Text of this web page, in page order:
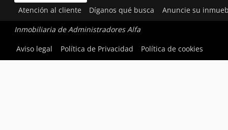
Atención al cliente Díganos qué busca Anuncie su
Inmobiliaria de Administradores Alfa
Aviso legal
Política de Privacidad Política de cookies